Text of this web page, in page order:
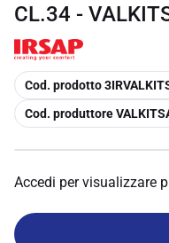
CL.34 -
copia
Cod. prodotto
copia
Cod. produttore
Accedi per visualizzare